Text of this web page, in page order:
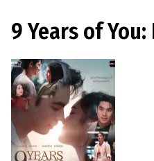
9 Years of